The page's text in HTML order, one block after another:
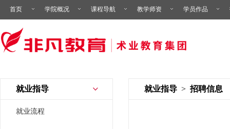
首页 学院概况 课程导航 教学师资 学员作品
就业指导
就业流程
就业指导 > 招聘信息